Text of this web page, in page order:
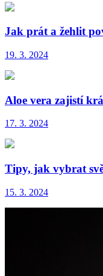
Jak prát a žehlit
19. 3. 2024
Aloe vera zajistí
17. 3. 2024
Tipy, jak vybrat
15. 3. 2024